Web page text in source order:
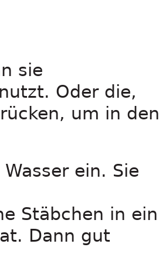
sie
Oder die,
um in den
ein. Sie
Stäbchen in ein
Dann gut